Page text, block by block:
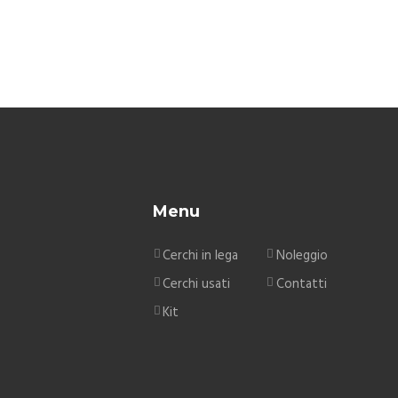
Menu
Cerchi in lega
Cerchi usati
Kit
Noleggio
Contatti